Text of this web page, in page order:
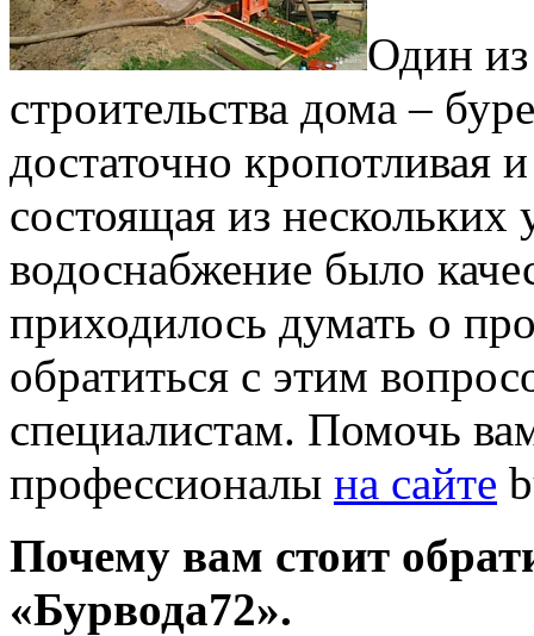
Один
строительства дома –
достаточно кропотливая
состоящая из
водоснабжение было
приходилось думать о
обратиться с этим
специалистам. Помочь
профессионалы на сайте
Почему вам стоит
«Бурвода72».